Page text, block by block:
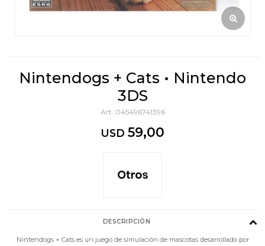
Nintendogs + Cats • Nintendo
3DS
045496741396
USD 59,00
DESCRIPCIÓN
Nintendogs + Cats es un juego de simulación de mascotas desarrollado por